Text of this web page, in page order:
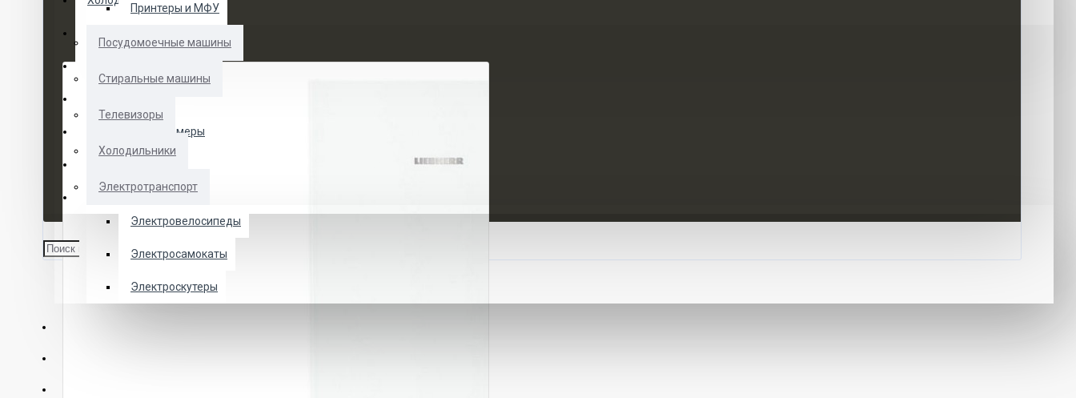
Морозильные камеры
Телевизоры
Принтеры и МФУ
Посудомоечные машины
Стиральные машины
Телевизоры
Холодильники
Электротранспорт
Электровелосипеды
Электросамокаты
Электроскутеры